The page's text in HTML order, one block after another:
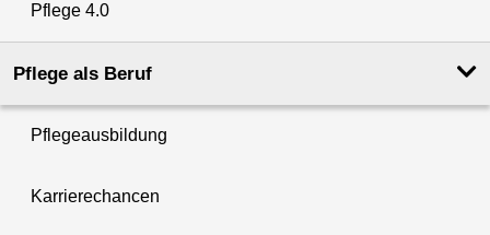
Pflege 4.0
Pflege als Beruf
Pflegeausbildung
Karrierechancen